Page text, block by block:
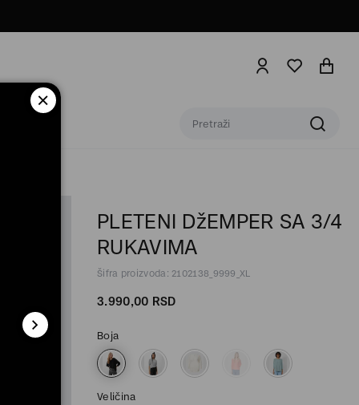
PLETENI DžEMPER SA 3/4
RUKAVIMA
Šifra proizvoda: 2102138_9999_XL
3.990,00 RSD
Boja
Veličina